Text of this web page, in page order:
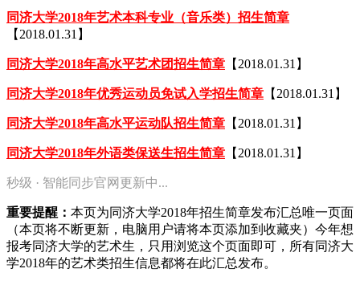
同济大学2018年艺术本科专业（音乐类）招生简章
【2018.01.31】
同济大学2018年高水平艺术团招生简章 【2018.01.31】
同济大学2018年优秀运动员免试入学招生简章 【2018.01.31】
同济大学2018年高水平运动队招生简章 【2018.01.31】
同济大学2018年外语类保送生招生简章 【2018.01.31】
秒级 · 智能同步官网更新中...
重要提醒： 本页为同济大学2018年招生简章发布汇总唯一页面
（本页将不断更新，电脑用户请将本页添加到收藏夹）今年想
报考同济大学的艺术生，只用浏览这个页面即可，所有同济大
学2018年的艺术类招生信息都将在此汇总发布。